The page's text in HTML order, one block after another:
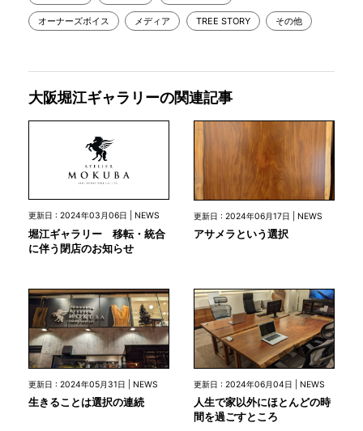
オーナーズボイス メディア TREE STORY その他
大阪堀江ギャラリーの関連記事
更新日 : 2024年03月06日 | NEWS
堀江ギャラリー 移転・統合
に伴う閉店のお知らせ
更新日 : 2024年06月17日 | NEWS
アサメラという選択
更新日 : 2024年05月31日 | NEWS
生きることは選択の連続
更新日 : 2024年06月04日 | NEWS
人生で家以外にほとんどの時
間を過ごすところ